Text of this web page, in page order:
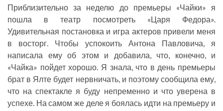
Приблизительно за неделю до премьеры «Чайки» я
пошла в театр посмотреть «Царя Федора».
Удивительная постановка и игра актеров привели меня
в восторг. Чтобы успокоить Антона Павловича, я
написала ему об этом и добавила, что, конечно, и
«Чайка» пойдет хорошо. Я знала, что в день премьеры
брат в Ялте будет нервничать, и поэтому сообщила ему,
что на спектакле я буду непременно и что уверена в
успехе. На самом же деле я боялась идти на премьеру и